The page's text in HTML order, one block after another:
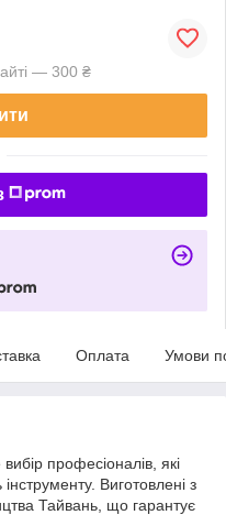
— 300 ₴
Оплата Умови
професіоналів, які
інструменту. Виготовлені з
Тайвань, що гарантує